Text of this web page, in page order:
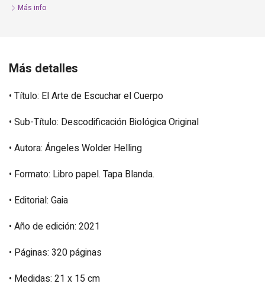
Más info
Más detalles
• Título: El Arte de Escuchar el Cuerpo
• Sub-Título: Descodificación Biológica Original
• Autora: Ángeles Wolder Helling
• Formato: Libro papel. Tapa Blanda.
• Editorial: Gaia
• Año de edición: 2021
• Páginas: 320 páginas
• Medidas: 21 x 15 cm